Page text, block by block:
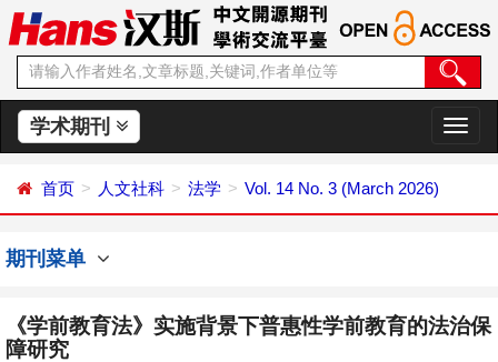
学术期刊
切
换
首页 人文社科 法学 Vol. 14 No. 3 (March 2026)
期刊菜单
《学前教育法》实施背景下普惠性学前教育的法治保
障研究